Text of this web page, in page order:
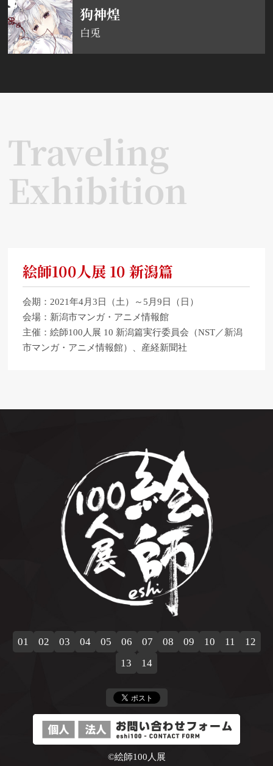
狗神煌
白兎
Traveling
Exhibition
絵師100人展 10 新潟篇
会期：2021年4月3日（土）～5月9日（日）
会場：新潟市マンガ・アニメ情報館
主催：絵師100人展 10 新潟篇実行委員会（NST／新潟
市マンガ・アニメ情報館）、産経新聞社
01 02 03 04 05 06 07 08 09 10 11
12
13
14
©絵師100人展